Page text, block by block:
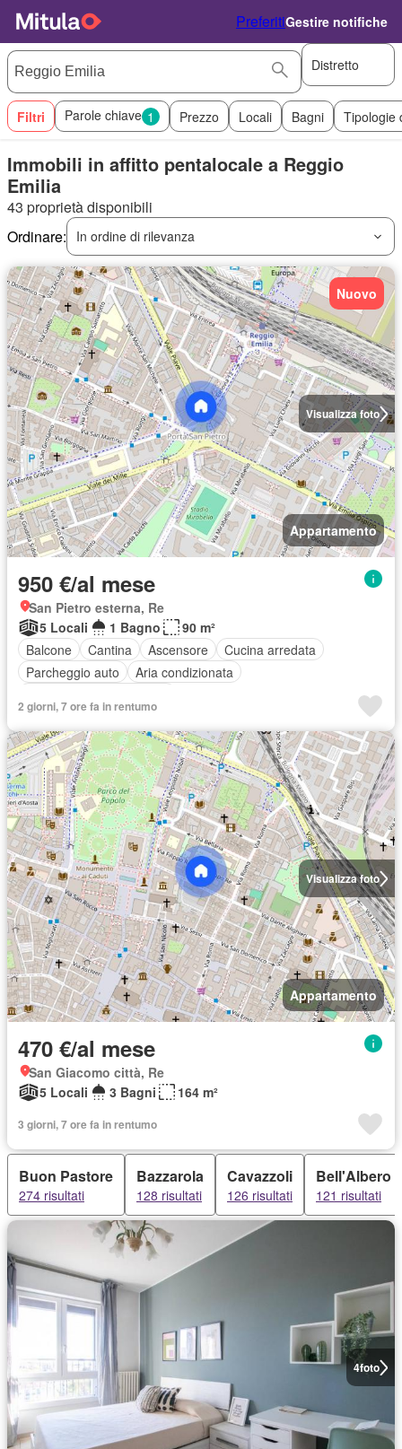
PreferitiGestire notifiche
Distretto
Filtri Parole chiave 1 Prezzo Locali Bagni Tipologie
Immobili in affitto pentalocale a Reggio
Emilia
43 proprietà disponibili
Ordinare:
In ordine di rilevanza
Visualizza foto
Nuovo
Appartamento
950 €/al mese
San Pietro esterna, Re
5 Locali
1 Bagno
90 m²
Balcone
Cantina Ascensore
Cucina arredata
Parcheggio auto
Aria condizionata
2 giorni, 7 ore fa in rentumo
Visualizza foto
Appartamento
470 €/al mese
San Giacomo città, Re
5 Locali
3 Bagni 164 m²
3 giorni, 7 ore fa in rentumo
Buon Pastore
274 risultati
Bazzarola
128 risultati
Cavazzoli
126 risultati
Bell'Albero
121 risultati
4foto